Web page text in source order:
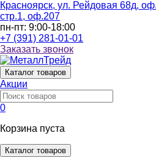
Красноярск, ул. Рейдовая 68д,
стр.1, оф.207
пн-пт: 9:00-18:00
+7 (391) 281-01-01
Заказать звонок
Каталог товаров
Акции
0
Корзина пуста
Каталог товаров